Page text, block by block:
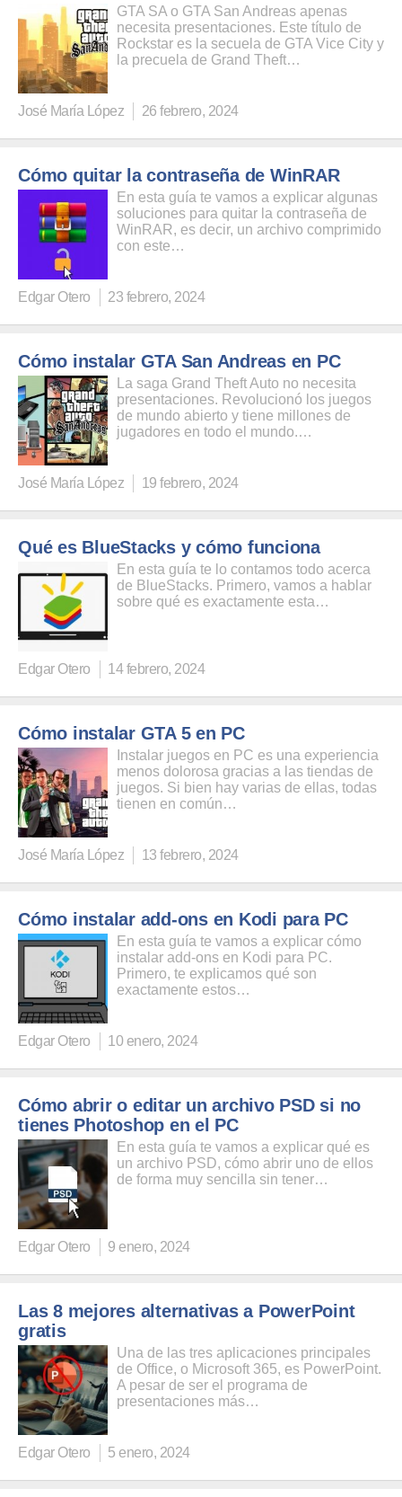
GTA SA o GTA San Andreas apenas
necesita presentaciones. Este título de
Rockstar es la secuela de GTA Vice City y
la precuela de Grand Theft…
José María López 26 febrero, 2024
Cómo quitar la contraseña de WinRAR
En esta guía te vamos a explicar algunas
soluciones para quitar la contraseña de
WinRAR, es decir, un archivo comprimido
con este…
Edgar Otero 23 febrero, 2024
Cómo instalar GTA San Andreas en PC
La saga Grand Theft Auto no necesita
presentaciones. Revolucionó los juegos
de mundo abierto y tiene millones de
jugadores en todo el mundo.…
José María López 19 febrero, 2024
Qué es BlueStacks y cómo funciona
En esta guía te lo contamos todo acerca
de BlueStacks. Primero, vamos a hablar
sobre qué es exactamente esta…
Edgar Otero 14 febrero, 2024
Cómo instalar GTA 5 en PC
Instalar juegos en PC es una experiencia
menos dolorosa gracias a las tiendas de
juegos. Si bien hay varias de ellas, todas
tienen en común…
José María López 13 febrero, 2024
Cómo instalar add-ons en Kodi para PC
En esta guía te vamos a explicar cómo
instalar add-ons en Kodi para PC.
Primero, te explicamos qué son
exactamente estos…
Edgar Otero 10 enero, 2024
Cómo abrir o editar un archivo PSD si no
tienes Photoshop en el PC
En esta guía te vamos a explicar qué es
un archivo PSD, cómo abrir uno de ellos
de forma muy sencilla sin tener…
Edgar Otero 9 enero, 2024
Las 8 mejores alternativas a PowerPoint
gratis
Una de las tres aplicaciones principales
de Office, o Microsoft 365, es PowerPoint.
A pesar de ser el programa de
presentaciones más…
Edgar Otero 5 enero, 2024